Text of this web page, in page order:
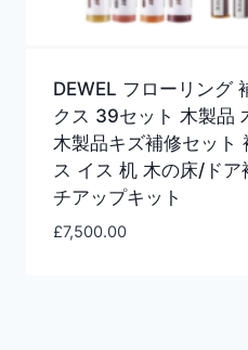
DEWEL フローリング
クス 39セット 木製品
木製品キズ補修セット
ス イス 机 木の床/ドア
チアップキット
£7,500.00